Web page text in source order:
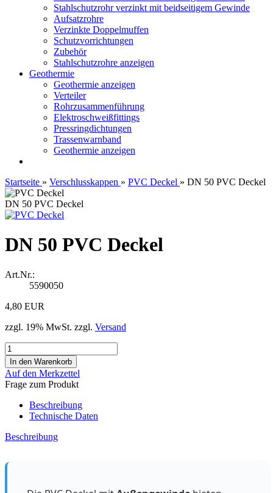
Stahlschutzrohr verzinkt mit beidseitigem Gewinde
Aufsatzrohre
Verzinkte Doppelmuffen
Schutzvorrichtungen
Zubehör
Stahlschutzrohre anzeigen
Geothermie
Geothermie anzeigen
Verteiler
Rohrzusammenführung
Elektroschweißfittings
Pressringdichtungen
Trassenwarnband
Geothermie anzeigen
Startseite » Verschlusskappen » PVC Deckel » DN 50 PVC Deckel
DN 50 PVC Deckel
DN 50 PVC Deckel
Art.Nr.:
5590050
4,80 EUR
zzgl. 19% MwSt. zzgl. Versand
Auf den Merkzettel
Frage zum Produkt
Beschreibung
Technische Daten
Beschreibung